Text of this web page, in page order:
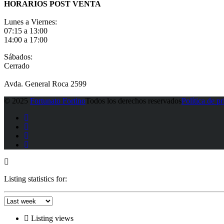
HORARIOS POST VENTA
Lunes a Viernes:
07:15 a 13:00
14:00 a 17:00
Sábados:
Cerrado
Avda. General Roca 2599
© 2025 Fortunato FortinoTodos los derechos reservadosPolítica de
Listing statistics for:
Listing views